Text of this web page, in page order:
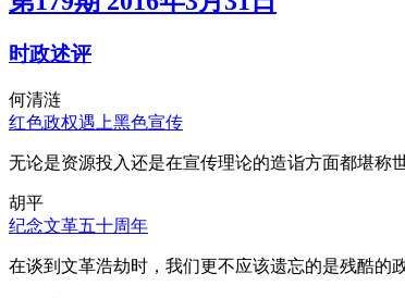
时政述评
何清涟
红色政权遇上黑色宣传
无论是资源投入还是在宣传理论的造诣方面都堪称
胡平
纪念文革五十周年
在谈到文革浩劫时，我们更不应该遗忘的是残酷的